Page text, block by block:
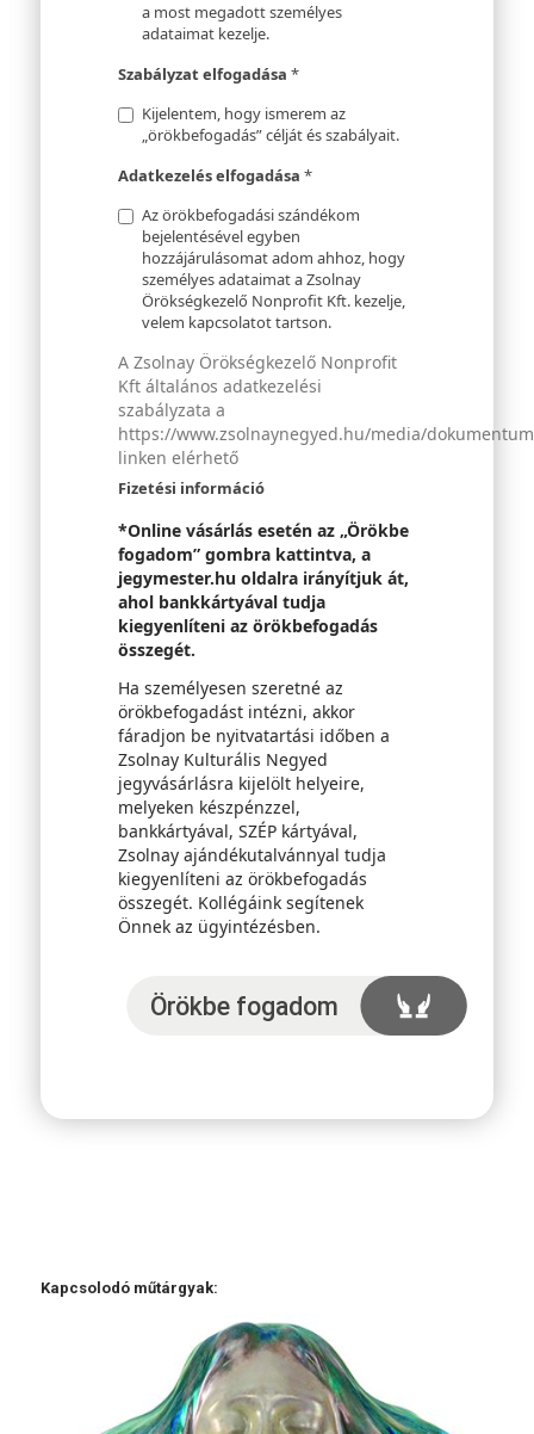
a most megadott személyes
adataimat kezelje.
Szabályzat elfogadása *
Kijelentem, hogy ismerem az
„örökbefogadás” célját és szabályait.
Adatkezelés elfogadása *
Az örökbefogadási szándékom
bejelentésével egyben
hozzájárulásomat adom ahhoz, hogy
személyes adataimat a Zsolnay
Örökségkezelő Nonprofit Kft. kezelje,
velem kapcsolatot tartson.
A Zsolnay Örökségkezelő Nonprofit
Kft általános adatkezelési
szabályzata a
https://www.zsolnaynegyed.hu/media/
linken elérhető
Fizetési információ
*Online vásárlás esetén az „Örökbe
fogadom” gombra kattintva, a
jegymester.hu oldalra irányítjuk át,
ahol bankkártyával tudja
kiegyenlíteni az örökbefogadás
összegét.
Ha személyesen szeretné az
örökbefogadást intézni, akkor
fáradjon be nyitvatartási időben a
Zsolnay Kulturális Negyed
jegyvásárlásra kijelölt helyeire,
melyeken készpénzzel,
bankkártyával, SZÉP kártyával,
Zsolnay ajándékutalvánnyal tudja
kiegyenlíteni az örökbefogadás
összegét. Kollégáink segítenek
Önnek az ügyintézésben.
Örökbefogadom
Kapcsolodó műtárgyak: